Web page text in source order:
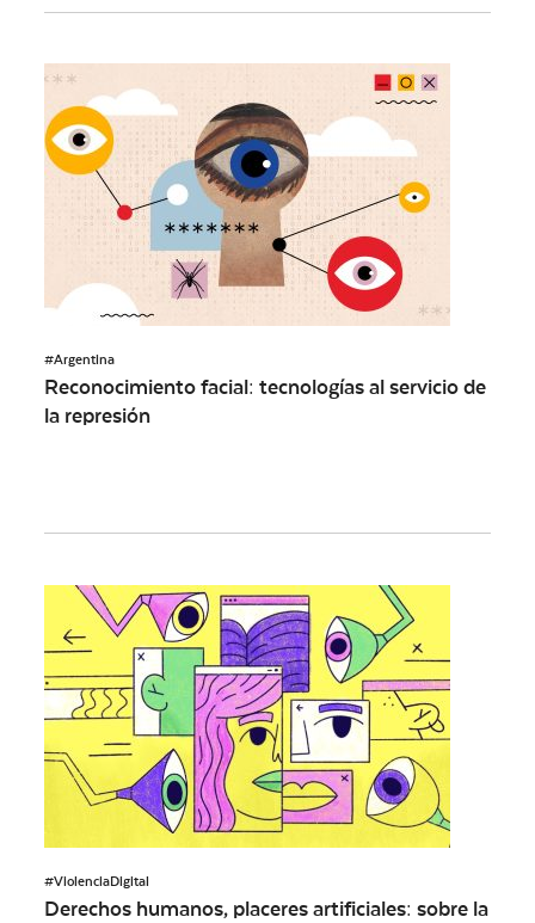
#Argentina
Reconocimiento facial: tecnologías al servicio de
la represión
#ViolenciaDigital
Derechos humanos, placeres artificiales: sobre la